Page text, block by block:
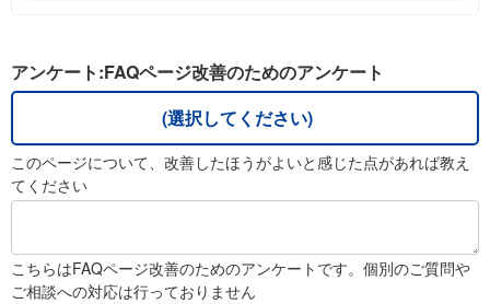
アンケート:FAQページ改善のためのアンケート
(選択してください)
このページについて、改善したほうがよいと感じた点があれば教え
てください
こちらはFAQページ改善のためのアンケートです。個別のご質問や
ご相談への対応は行っておりません